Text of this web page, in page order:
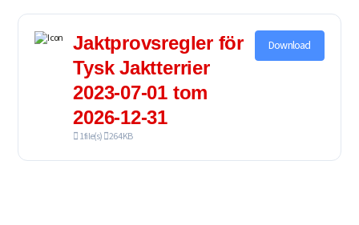
Jaktprovsregler för
Tysk Jaktterrier
2023-07-01 tom
2026-12-31
1 file(s) 264 KB
Download